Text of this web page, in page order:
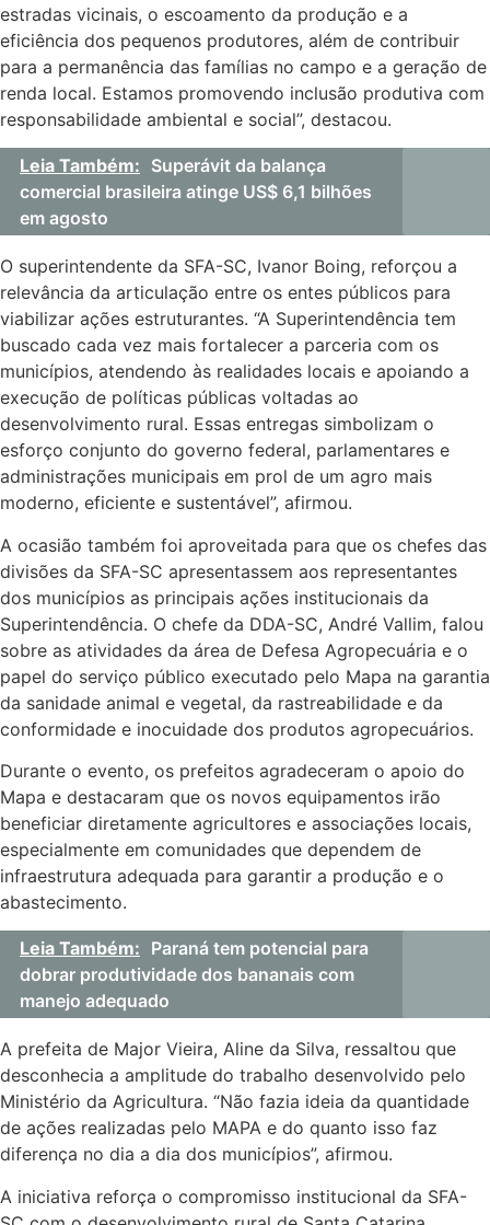
estradas vicinais, o escoamento da produção e a
eficiência dos pequenos produtores, além de contribuir
para a permanência das famílias no campo e a geração de
renda local. Estamos promovendo inclusão produtiva com
responsabilidade ambiental e social”, destacou.
Leia Também: Superávit da balança
comercial brasileira atinge US$ 6,1 bilhões
em agosto
O superintendente da SFA-SC, Ivanor Boing, reforçou a
relevância da articulação entre os entes públicos para
viabilizar ações estruturantes. “A Superintendência tem
buscado cada vez mais fortalecer a parceria com os
municípios, atendendo às realidades locais e apoiando a
execução de políticas públicas voltadas ao
desenvolvimento rural. Essas entregas simbolizam o
esforço conjunto do governo federal, parlamentares e
administrações municipais em prol de um agro mais
moderno, eficiente e sustentável”, afirmou.
A ocasião também foi aproveitada para que os chefes das
divisões da SFA-SC apresentassem aos representantes
dos municípios as principais ações institucionais da
Superintendência. O chefe da DDA-SC, André Vallim, falou
sobre as atividades da área de Defesa Agropecuária e o
papel do serviço público executado pelo Mapa na garantia
da sanidade animal e vegetal, da rastreabilidade e da
conformidade e inocuidade dos produtos agropecuários.
Durante o evento, os prefeitos agradeceram o apoio do
Mapa e destacaram que os novos equipamentos irão
beneficiar diretamente agricultores e associações locais,
especialmente em comunidades que dependem de
infraestrutura adequada para garantir a produção e o
abastecimento.
Leia Também: Paraná tem potencial para
dobrar produtividade dos bananais com
manejo adequado
A prefeita de Major Vieira, Aline da Silva, ressaltou que
desconhecia a amplitude do trabalho desenvolvido pelo
Ministério da Agricultura. “Não fazia ideia da quantidade
de ações realizadas pelo MAPA e do quanto isso faz
diferença no dia a dia dos municípios”, afirmou.
A iniciativa reforça o compromisso institucional da SFA-